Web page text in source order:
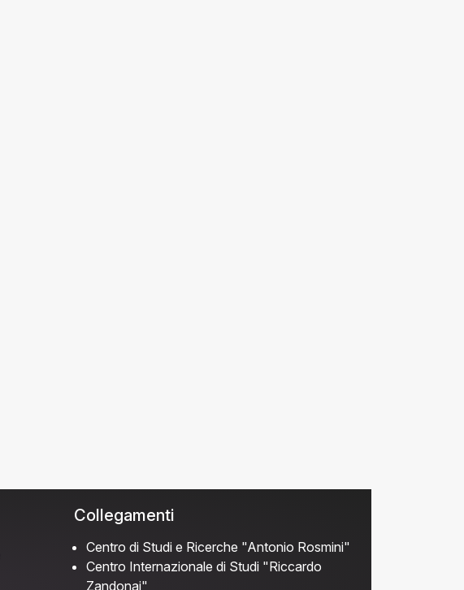
Collegamenti
Centro di Studi e Ricerche "Antonio Rosmini"
Centro Internazionale di Studi "Riccardo
Zandonai"